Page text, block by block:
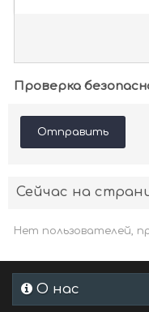
Проверка
Отправить
Сейчас на
Нет пользователей,
О нас